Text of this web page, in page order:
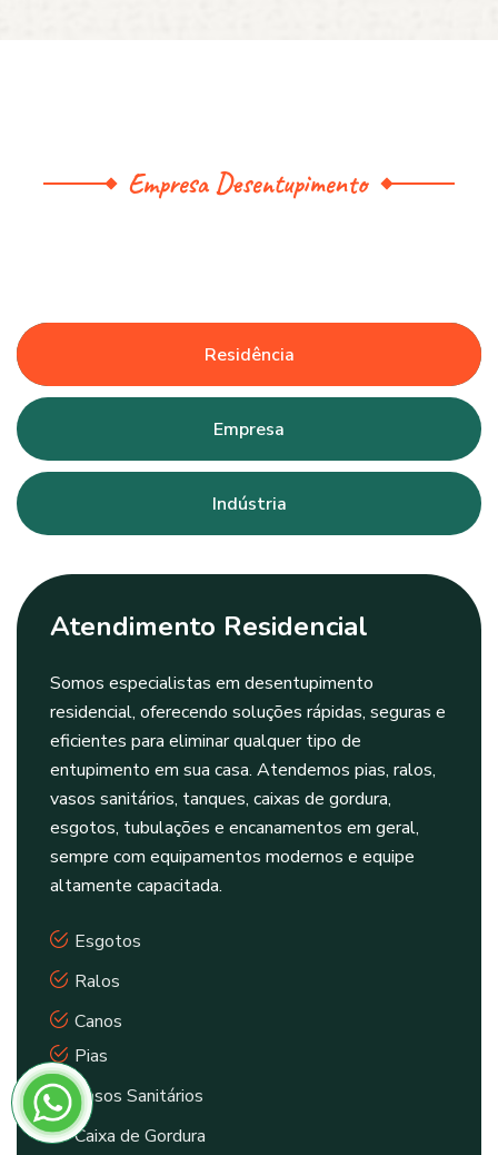
Empresa Desentupimento
Residência
Empresa
Indústria
Atendimento Residencial
Somos especialistas em desentupimento
residencial, oferecendo soluções rápidas, seguras e
eficientes para eliminar qualquer tipo de
entupimento em sua casa. Atendemos pias, ralos,
vasos sanitários, tanques, caixas de gordura,
esgotos, tubulações e encanamentos em geral,
sempre com equipamentos modernos e equipe
altamente capacitada.
Esgotos
Ralos
Canos
Pias
Vasos Sanitários
Caixa de Gordura